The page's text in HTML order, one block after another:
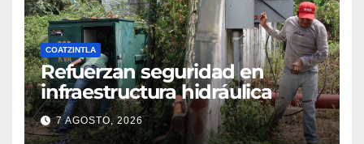
COATZINTLA
Refuerzan seguridad en
infraestructura hidráulica
7 AGOSTO, 2026